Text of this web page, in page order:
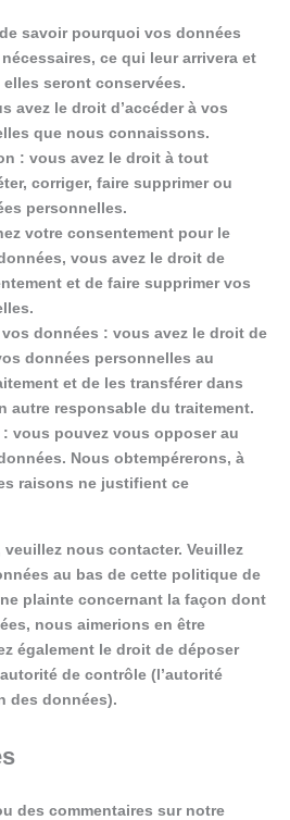
savoir pourquoi vos données
ce qui leur arrivera et
seront conservées.
avez le droit d’accéder à vos
que nous connaissons.
: vous avez le droit à tout
corriger, faire supprimer ou
personnelles.
votre consentement pour le
vous avez le droit de
et de faire supprimer vos
données : vous avez le droit de
données personnelles au
et de les transférer dans
autre responsable du traitement.
vous pouvez vous opposer au
Nous obtempérerons, à
raisons ne justifient ce
nous contacter. Veuillez
au bas de cette politique de
plainte concernant la façon dont
nous aimerions en être
également le droit de déposer
de contrôle (l’autorité
des données).
des commentaires sur notre